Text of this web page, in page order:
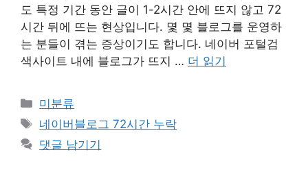
도 특정 기간 동안 글이 1-2시간 안에 뜨지 않고 72
시간 뒤에 뜨는 현상입니다. 몇 몇 블로그를 운영하
는 분들이 겪는 증상이기도 합니다. 네이버 포털검
색사이트 내에 블로그가 뜨지 … 더 읽기
카
테
고
리
미분류
태
그
네이버블로그 72시간 누락
댓글 남기기